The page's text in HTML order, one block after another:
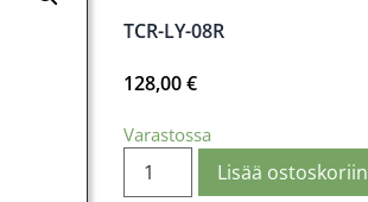
TCR-LY-08R
128,00€
Varastossa
Lisää ostoskoriin